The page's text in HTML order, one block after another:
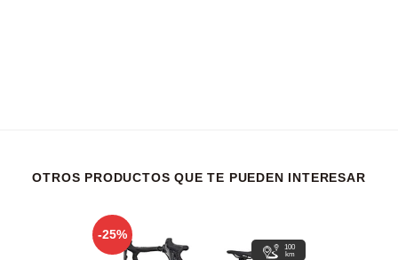
OTROS PRODUCTOS QUE TE PUEDEN INTERESAR
-25%
100
km